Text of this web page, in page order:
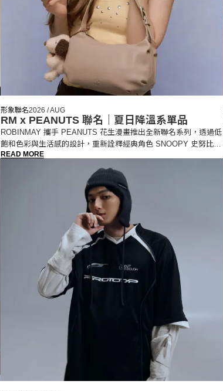
形象聯名2026 / AUG
RM x PEANUTS 聯名｜夏日降溫系單品
ROBINMAY 攜手 PEANUTS 花生漫畫推出全新聯名系列，透過低
飽和色彩與生活感的設計，重新詮釋經典角色 SNOOPY 史努比、
OLAF 歐拉夫
READ MORE